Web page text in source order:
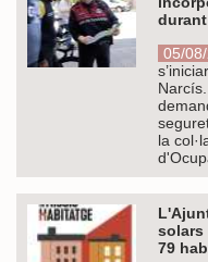
05/
la
solars
79